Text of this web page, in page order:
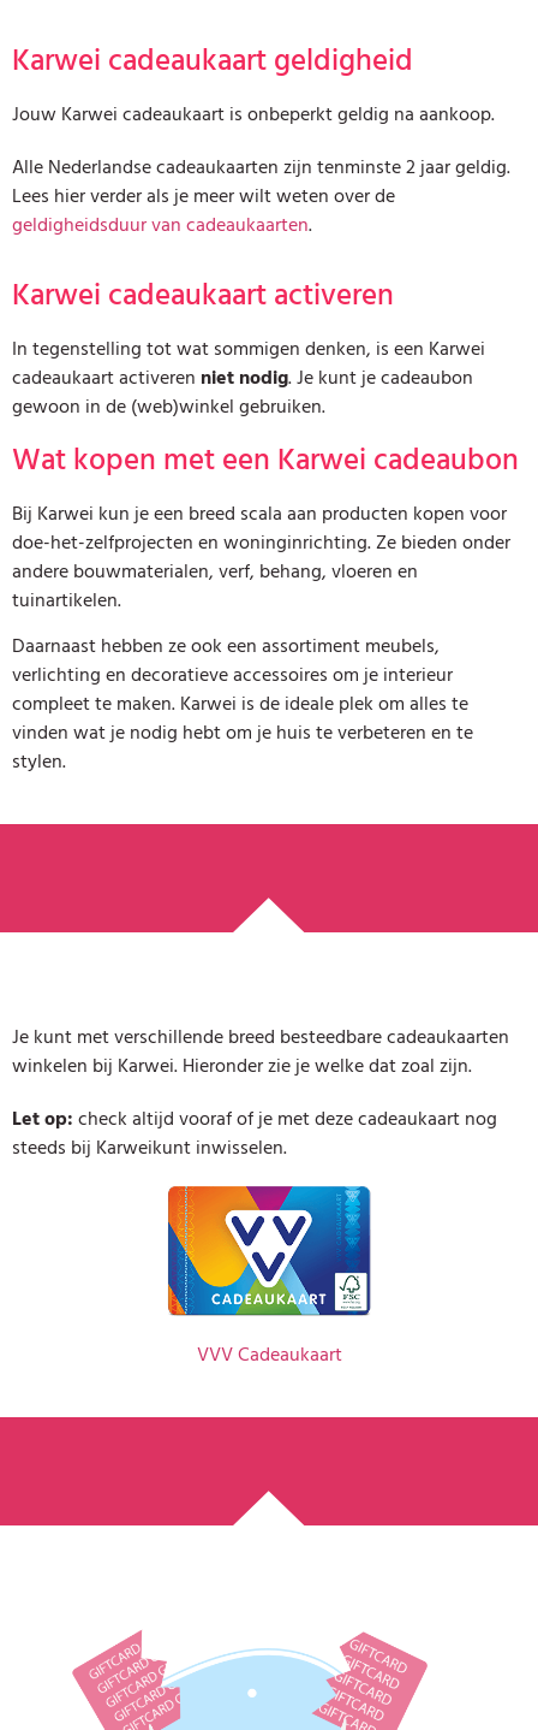
Karwei cadeaukaart geldigheid
Jouw Karwei cadeaukaart is onbeperkt geldig na aankoop.
Alle Nederlandse cadeaukaarten zijn tenminste 2 jaar geldig.
Lees hier verder als je meer wilt weten over de
geldigheidsduur van cadeaukaarten.
Karwei cadeaukaart activeren
In tegenstelling tot wat sommigen denken, is een Karwei
cadeaukaart activeren niet nodig. Je kunt je cadeaubon
gewoon in de (web)winkel gebruiken.
Wat kopen met een Karwei cadeaubon
Bij Karwei kun je een breed scala aan producten kopen voor
doe-het-zelfprojecten en woninginrichting. Ze bieden onder
andere bouwmaterialen, verf, behang, vloeren en
tuinartikelen.
Daarnaast hebben ze ook een assortiment meubels,
verlichting en decoratieve accessoires om je interieur
compleet te maken. Karwei is de ideale plek om alles te
vinden wat je nodig hebt om je huis te verbeteren en te
stylen.
Je kunt met verschillende breed besteedbare cadeaukaarten
winkelen bij Karwei. Hieronder zie je welke dat zoal zijn.
Let op:check altijd vooraf of je met deze cadeaukaart nog
steeds bij Karweikunt inwisselen.
VVV Cadeaukaart